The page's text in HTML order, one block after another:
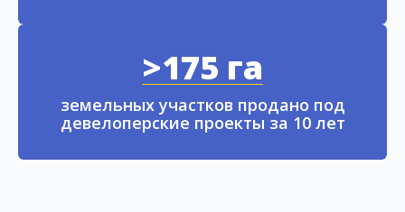
>175 га
земельных участков продано под
девелоперские проекты за 10 лет